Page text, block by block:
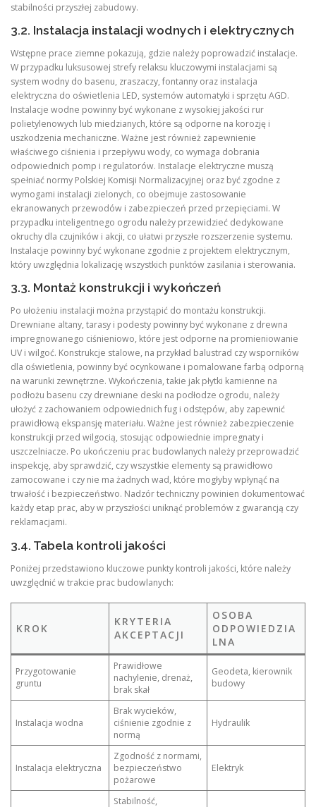
stabilności przyszłej zabudowy.
3.2. Instalacja instalacji wodnych i elektrycznych
Wstępne prace ziemne pokazują, gdzie należy poprowadzić instalacje.
W przypadku luksusowej strefy relaksu kluczowymi instalacjami są
system wodny do basenu, zraszaczy, fontanny oraz instalacja
elektryczna do oświetlenia LED, systemów automatyki i sprzętu AGD.
Instalacje wodne powinny być wykonane z wysokiej jakości rur
polietylenowych lub miedzianych, które są odporne na korozję i
uszkodzenia mechaniczne. Ważne jest również zapewnienie
właściwego ciśnienia i przepływu wody, co wymaga dobrania
odpowiednich pomp i regulatorów. Instalacje elektryczne muszą
spełniać normy Polskiej Komisji Normalizacyjnej oraz być zgodne z
wymogami instalacji zielonych, co obejmuje zastosowanie
ekranowanych przewodów i zabezpieczeń przed przepięciami. W
przypadku inteligentnego ogrodu należy przewidzieć dedykowane
okruchy dla czujników i akcji, co ułatwi przyszłe rozszerzenie systemu.
Instalacje powinny być wykonane zgodnie z projektem elektrycznym,
który uwzględnia lokalizację wszystkich punktów zasilania i sterowania.
3.3. Montaż konstrukcji i wykończeń
Po ułożeniu instalacji można przystąpić do montażu konstrukcji.
Drewniane altany, tarasy i podesty powinny być wykonane z drewna
impregnowanego ciśnieniowo, które jest odporne na promieniowanie
UV i wilgoć. Konstrukcje stalowe, na przykład balustrad czy wsporników
dla oświetlenia, powinny być ocynkowane i pomalowane farbą odporną
na warunki zewnętrzne. Wykończenia, takie jak płytki kamienne na
podłożu basenu czy drewniane deski na podłodze ogrodu, należy
ułożyć z zachowaniem odpowiednich fug i odstępów, aby zapewnić
prawidłową ekspansję materiału. Ważne jest również zabezpieczenie
konstrukcji przed wilgocią, stosując odpowiednie impregnaty i
uszczelniacze. Po ukończeniu prac budowlanych należy przeprowadzić
inspekcję, aby sprawdzić, czy wszystkie elementy są prawidłowo
zamocowane i czy nie ma żadnych wad, które mogłyby wpłynąć na
trwałość i bezpieczeństwo. Nadzór techniczny powinien dokumentować
każdy etap prac, aby w przyszłości uniknąć problemów z gwarancją czy
reklamacjami.
3.4. Tabela kontroli jakości
Poniżej przedstawiono kluczowe punkty kontroli jakości, które należy
uwzględnić w trakcie prac budowlanych:
KROK
KRYTERIA
AKCEPTACJI
OSOBA
ODPOWIEDZIA
LNA
Przygotowanie
gruntu
Prawidłowe
nachylenie, drenaż,
brak skał
Geodeta, kierownik
budowy
Instalacja wodna
Brak wycieków,
ciśnienie zgodnie z
normą
Hydraulik
Instalacja elektryczna
Zgodność z normami,
bezpieczeństwo
pożarowe
Elektryk
Stabilność,